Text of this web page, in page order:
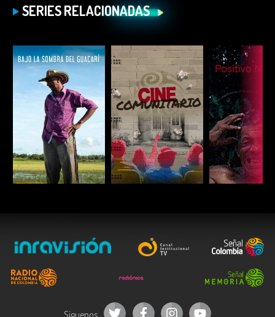
SERIES RELACIONADAS
ESCUCHAR ESCUCHAR